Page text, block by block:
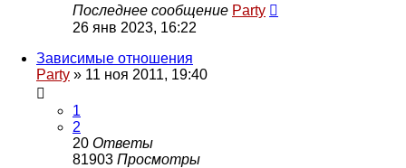
Последнее сообщение Party
26 янв 2023, 16:22
Зависимые отношения
Party » 11 ноя 2011, 19:40
1
2
20 Ответы
81903 Просмотры